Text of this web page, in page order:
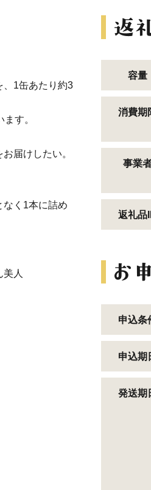
、1缶あたり約3
す。
届けしたい。
なく1本に詰め
人
容量
消費期
事業
返礼品
申込条
申込期
発送期